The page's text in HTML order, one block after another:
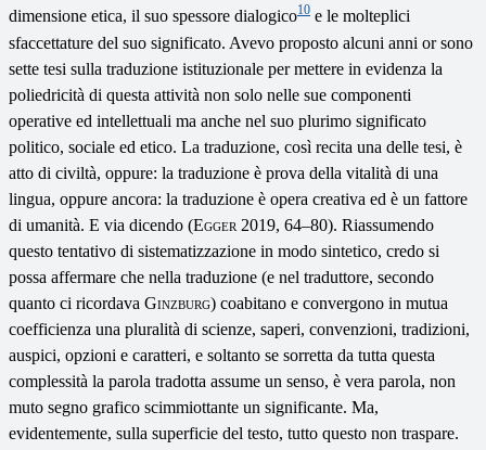
dimensione etica, il suo spessore dialogico10 e le molteplici
sfaccettature del suo significato. Avevo proposto alcuni anni or sono
sette tesi sulla traduzione istituzionale per mettere in evidenza la
poliedricità di questa attività non solo nelle sue componenti
operative ed intellettuali ma anche nel suo plurimo significato
politico, sociale ed etico. La traduzione, così recita una delle tesi, è
atto di civiltà, oppure: la traduzione è prova della vitalità di una
lingua, oppure ancora: la traduzione è opera creativa ed è un fattore
di umanità. E via dicendo (Egger 2019, 64–80). Riassumendo
questo tentativo di sistematizzazione in modo sintetico, credo si
possa affermare che nella traduzione (e nel traduttore, secondo
quanto ci ricordava Ginzburg) coabitano e convergono in mutua
coefficienza una pluralità di scienze, saperi, convenzioni, tradizioni,
auspici, opzioni e caratteri, e soltanto se sorretta da tutta questa
complessità la parola tradotta assume un senso, è vera parola, non
muto segno grafico scimmiottante un significante. Ma,
evidentemente, sulla superficie del testo, tutto questo non traspare.